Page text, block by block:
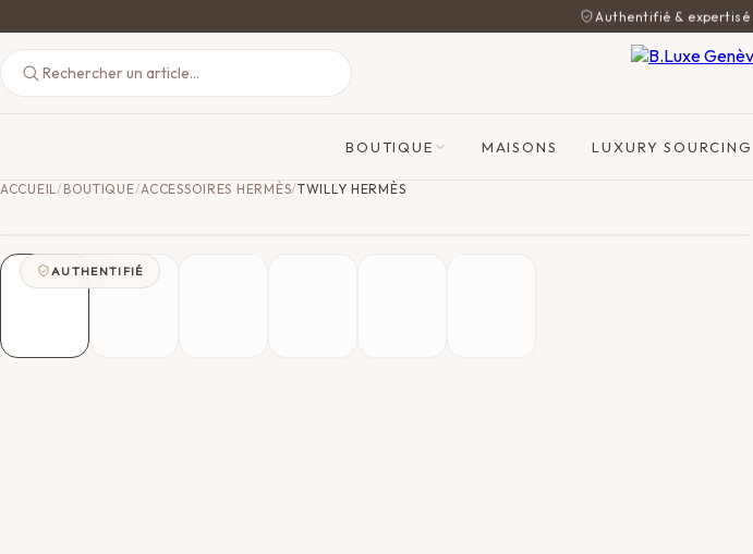
Authentifié & expertisé
BOUTIQUE MAISONS LUXURY SOURCING
ACCUEIL/ BOUTIQUE/ACCESSOIRES HERMÈS/TWILLY HERMÈS
AUTHENTIFIÉ